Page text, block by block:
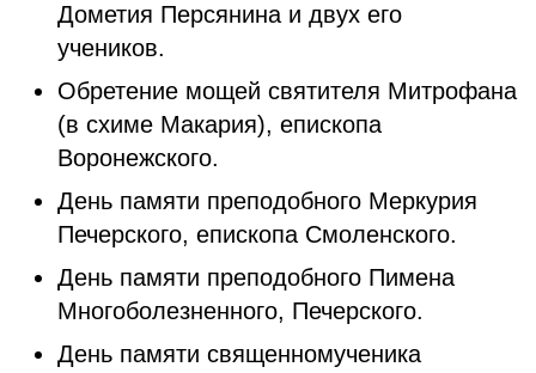
Дометия Персянина и двух его
учеников.
Обретение мощей святителя Митрофана
(в схиме Макария), епископа
Воронежского.
День памяти преподобного Меркурия
Печерского, епископа Смоленского.
День памяти преподобного Пимена
Многоболезненного, Печерского.
День памяти священномученика